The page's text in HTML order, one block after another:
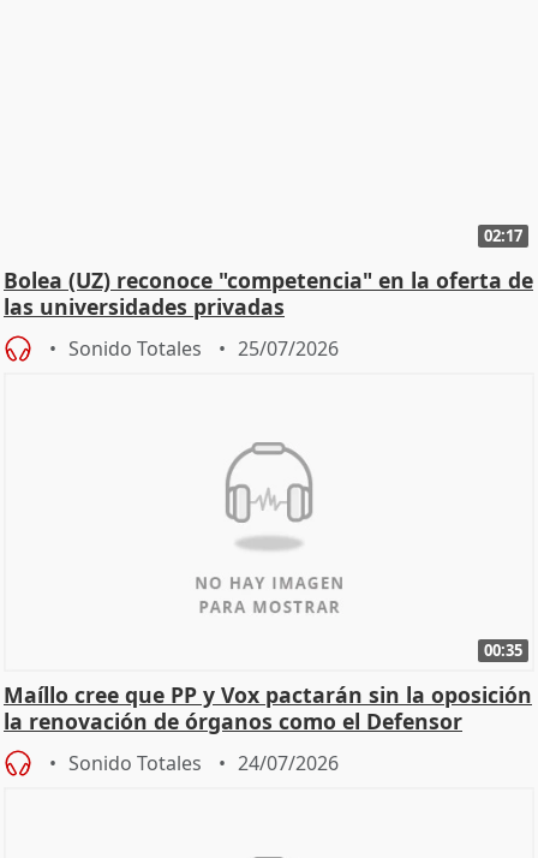
02:17
Bolea (UZ) reconoce "competencia" en la oferta de
las universidades privadas
Sonido Totales 25/07/2026
00:35
Maíllo cree que PP y Vox pactarán sin la oposición
la renovación de órganos como el Defensor
Sonido Totales 24/07/2026